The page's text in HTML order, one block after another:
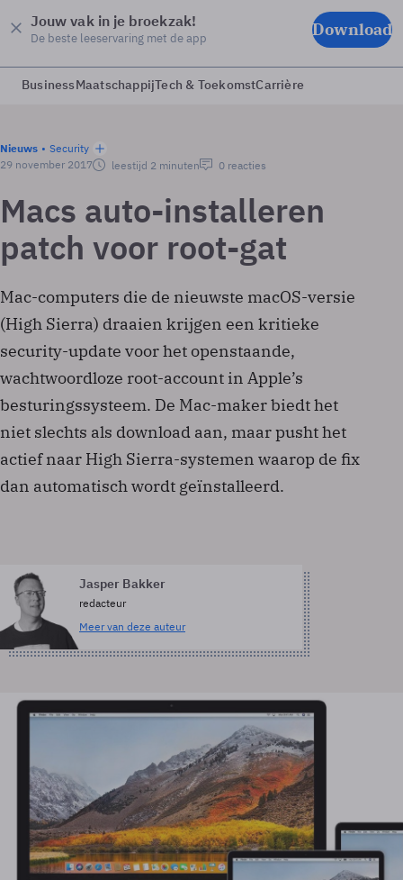
Jouw vak in je broekzak!
De beste leeservaring met de app Download
BusinessMaatschappijTech & ToekomstCarrière
Nieuws
Security
29 november 2017
leestijd 2 minuten 0 reacties
Macs auto-installeren
patch voor root-gat
Mac-computers die de nieuwste macOS-versie
(High Sierra) draaien krijgen een kritieke
security-update voor het openstaande,
wachtwoordloze root-account in Apple’s
besturingssysteem. De Mac-maker biedt het
niet slechts als download aan, maar pusht het
actief naar High Sierra-systemen waarop de fix
dan automatisch wordt geïnstalleerd.
Jasper Bakker
redacteur
Meer van deze auteur